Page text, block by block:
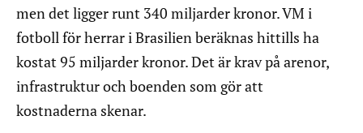
men det ligger runt 340 miljarder kronor. VM i
fotboll för herrar i Brasilien beräknas hittills ha
kostat 95 miljarder kronor. Det är krav på arenor,
infrastruktur och boenden som gör att
kostnaderna skenar.